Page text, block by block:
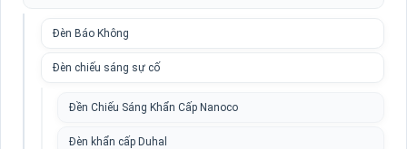
Đèn Báo Không
Đèn chiếu sáng sự cố
Đền Chiếu Sáng Khẩn Cấp Nanoco
Đèn khẩn cấp Duhal